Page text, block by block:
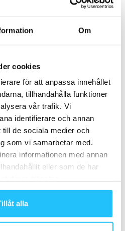
Om
cookies
för att anpassa innehållet
tillhandahålla funktioner
vår trafik. Vi
identifierare och annan
till de sociala medier och
som vi samarbetar med.
informationen med annan
eller som de har
alla
lanserar DNA-baserad
i Sverige och inleder unik
med Samsung
till dig med hjälp av
App
på väg att lansera smart ring
- Annons -